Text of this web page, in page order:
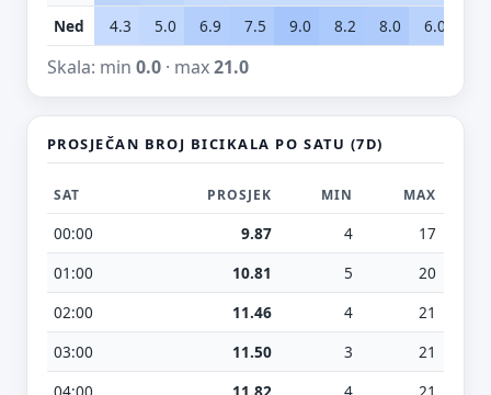
Ned
4.3 5.0 6.9 7.5 9.0 8.2 8.0 6.0
Skala: min 0.0· max21.0
PROSJEČAN BROJ BICIKALA PO SATU (7D)
SAT PROSJEK MIN MAX
00:00 9.87 4
17
01:00
10.81 5
20
02:00
11.46 4
21
03:00
11.50 3
21